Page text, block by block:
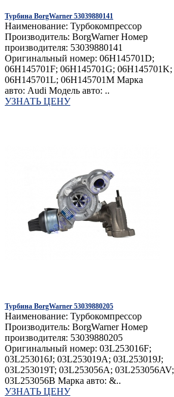
Турбина BorgWarner 53039880141
Наименование: Турбокомпрессор
Производитель: BorgWarner Номер
производителя: 53039880141
Оригинальный номер: 06H145701D;
06H145701F; 06H145701G; 06H145701K;
06H145701L; 06H145701M Марка
авто: Audi Модель авто: ..
УЗНАТЬ ЦЕНУ
Турбина BorgWarner 53039880205
Наименование: Турбокомпрессор
Производитель: BorgWarner Номер
производителя: 53039880205
Оригинальный номер: 03L253016F;
03L253016J; 03L253019A; 03L253019J;
03L253019T; 03L253056A; 03L253056AV;
03L253056B Марка авто: &..
УЗНАТЬ ЦЕНУ